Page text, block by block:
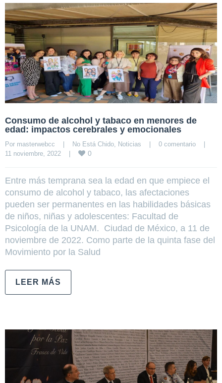
Consumo de alcohol y tabaco en menores de
edad: impactos cerebrales y emocionales
Por masterwebcc | No Está Chido Noticias | 0 comentario
|
11 noviembre, 2022 | 0
Entre más temprana sea la edad en que empiece el
consumo de alcohol y tabaco, las afectaciones
pueden ser permanentes en las habilidades básicas
de niños, niñas y adolescentes: Facultad de
Psicología de la UNAM. Ciudad de México, a 11 de
noviembre de 2022. Como parte de la quinta fase del
Movimiento por la Salud
LEER MÁS